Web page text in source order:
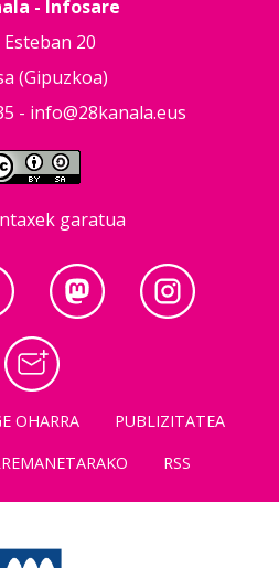
- Infosare
Esteban 20
(Gipuzkoa)
- info@28kanala.eus
garatua
OHARRA
PUBLIZITATEA
RSS